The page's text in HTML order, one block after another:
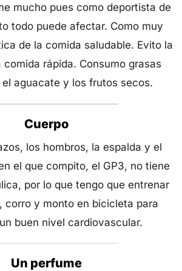
mucho pues como deportista de
todo puede afectar. Como muy
de la comida saludable. Evito la
rápida. Consumo grasas
aguacate y los frutos secos.
Cuerpo
los hombros, la espalda y el
el que compito, el GP3, no tiene
por lo que tengo que entrenar
corro y monto en bicicleta para
buen nivel cardiovascular.
Un perfume